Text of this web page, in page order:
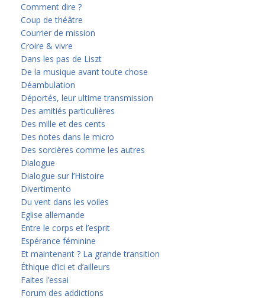
Comment dire ?
Coup de théâtre
Courrier de mission
Croire & vivre
Dans les pas de Liszt
De la musique avant toute chose
Déambulation
Déportés, leur ultime transmission
Des amitiés particulières
Des mille et des cents
Des notes dans le micro
Des sorcières comme les autres
Dialogue
Dialogue sur l’Histoire
Divertimento
Du vent dans les voiles
Eglise allemande
Entre le corps et l’esprit
Espérance féminine
Et maintenant ? La grande transition
Éthique d’ici et d’ailleurs
Faites l’essai
Forum des addictions